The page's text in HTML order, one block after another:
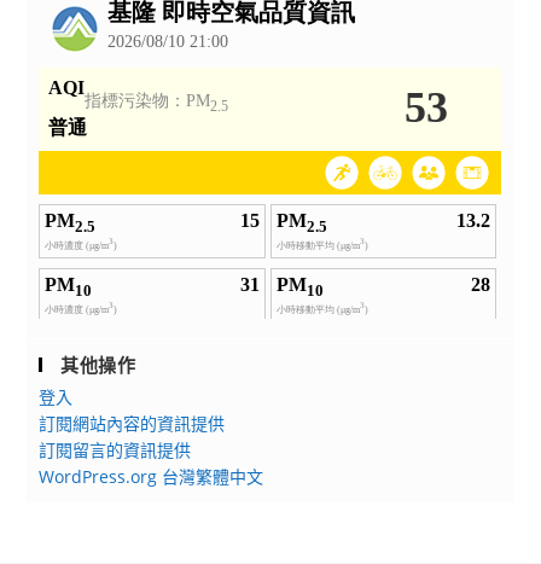
其他操作
登入
訂閱網站內容的資訊提供
訂閱留言的資訊提供
WordPress.org 台灣繁體中文